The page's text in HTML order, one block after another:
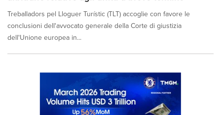
Treballadors pel Lloguer Turístic (TLT) accoglie con favore le
conclusioni dell'avvocato generale della Corte di giustizia
dell'Unione europea in...